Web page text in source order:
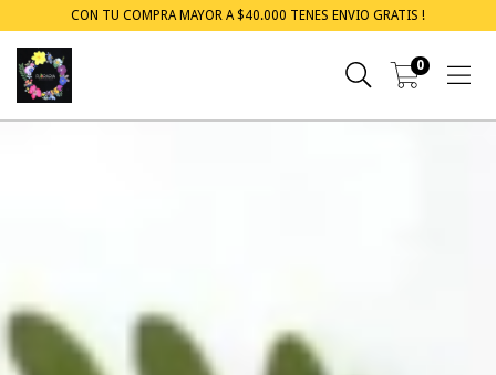
CON TU COMPRA MAYOR A $40.000 TENES ENVIO GRATIS !
0